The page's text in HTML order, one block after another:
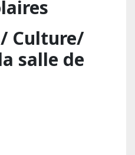
Culture/
salle de